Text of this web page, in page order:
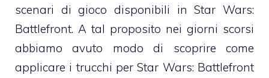
scenari di gioco disponibili in Star Wars:
Battlefront. A tal proposito nei giorni scorsi
abbiamo avuto modo di scoprire come
applicare i trucchi per Star Wars: Battlefront